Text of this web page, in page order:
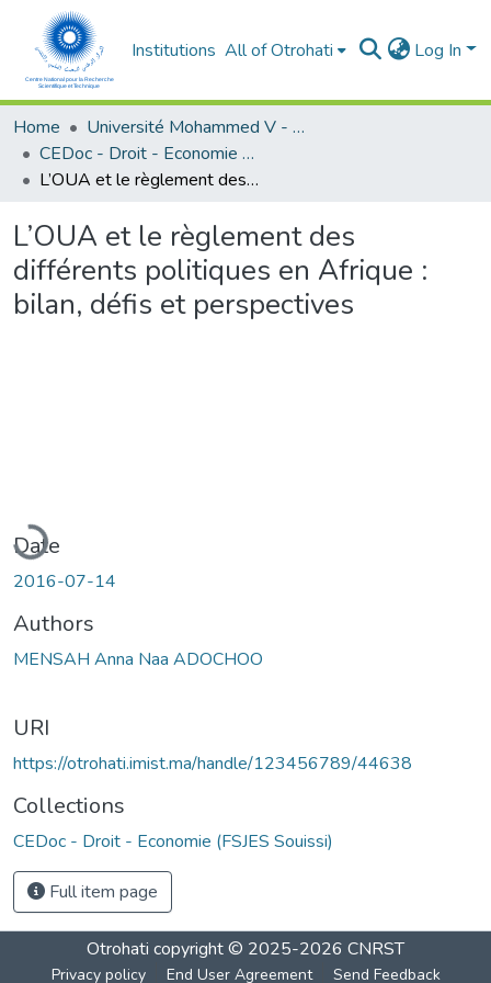
Institutions All of Otrohati Log In
Home
Université Mohammed V - Rabat
CEDoc - Droit - Economie (FSJES Souissi)
L’OUA et le règlement des différents politiques en Afrique : bilan, défis et perspectives
L’OUA et le règlement des
différents politiques en Afrique :
bilan, défis et perspectives
Date
2016-07-14
Authors
MENSAH Anna Naa ADOCHOO
URI
https://otrohati.imist.ma/handle/123456789/44638
Collections
CEDoc - Droit - Economie (FSJES Souissi)
Full item page
Otrohati copyright © 2025-2026 CNRST
Privacy policy End User Agreement Send Feedback